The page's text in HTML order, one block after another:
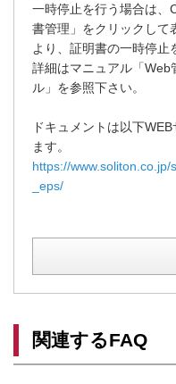
一時停止を行う場合は、
書管理」をクリックして
より、証明書の一時停止
詳細はマニュアル「Web
ル」を参照下さい。
ドキュメントは以下
ます。
https://
_eps/
関連するFAQ